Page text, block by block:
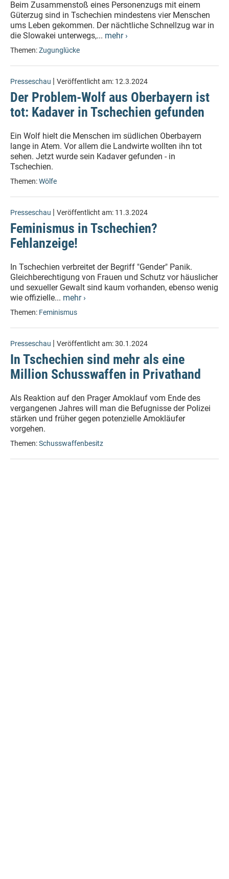
Beim Zusammenstoß eines Personenzugs mit einem
Güterzug sind in Tschechien mindestens vier Menschen
ums Leben gekommen. Der nächtliche Schnellzug war in
die Slowakei unterwegs,... mehr ›
Themen:Zugunglücke
Presseschau | Veröffentlicht am: 12.3.2024
Der Problem-Wolf aus Oberbayern ist
tot: Kadaver in Tschechien gefunden
Ein Wolf hielt die Menschen im südlichen Oberbayern
lange in Atem. Vor allem die Landwirte wollten ihn tot
sehen. Jetzt wurde sein Kadaver gefunden - in
Tschechien.
Themen:Wölfe
Presseschau | Veröffentlicht am: 11.3.2024
Feminismus in Tschechien?
Fehlanzeige!
In Tschechien verbreitet der Begriff "Gender" Panik.
Gleichberechtigung von Frauen und Schutz vor häuslicher
und sexueller Gewalt sind kaum vorhanden, ebenso wenig
wie offizielle... mehr ›
Themen: Feminismus
Presseschau | Veröffentlicht am:30.1.2024
In Tschechien sind mehr als eine
Million Schusswaffen in Privathand
Als Reaktion auf den Prager Amoklauf vom Ende des
vergangenen Jahres will man die Befugnisse der Polizei
stärken und früher gegen potenzielle Amokläufer
vorgehen.
Themen:Schusswaffenbesitz